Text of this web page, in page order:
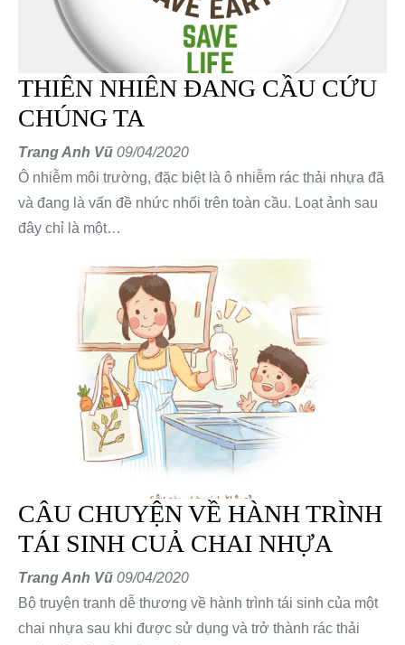
THIÊN NHIÊN ĐANG CẦU CỨU
CHÚNG TA
Trang Anh Vũ 09/04/2020
Ô nhiễm môi trường, đặc biệt là ô nhiễm rác thải nhựa đã
và đang là vấn đề nhức nhối trên toàn cầu. Loạt ảnh sau
đây chỉ là một…
CÂU CHUYỆN VỀ HÀNH TRÌNH
TÁI SINH CUẢ CHAI NHỰA
Trang Anh Vũ 09/04/2020
Bộ truyện tranh dễ thương về hành trình tái sinh của một
chai nhựa sau khi được sử dụng và trở thành rác thải